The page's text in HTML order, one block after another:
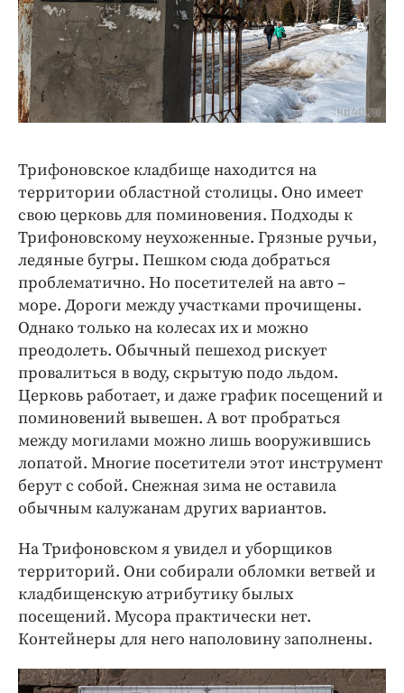
Трифоновское кладбище находится на
территории областной столицы. Оно имеет
свою церковь для поминовения. Подходы к
Трифоновскому неухоженные. Грязные ручьи,
ледяные бугры. Пешком сюда добраться
проблематично. Но посетителей на авто –
море. Дороги между участками прочищены.
Однако только на колесах их и можно
преодолеть. Обычный пешеход рискует
провалиться в воду, скрытую подо льдом.
Церковь работает, и даже график посещений и
поминовений вывешен. А вот пробраться
между могилами можно лишь вооружившись
лопатой. Многие посетители этот инструмент
берут с собой. Снежная зима не оставила
обычным калужанам других вариантов.
На Трифоновском я увидел и уборщиков
территорий. Они собирали обломки ветвей и
кладбищенскую атрибутику былых
посещений. Мусора практически нет.
Контейнеры для него наполовину заполнены.